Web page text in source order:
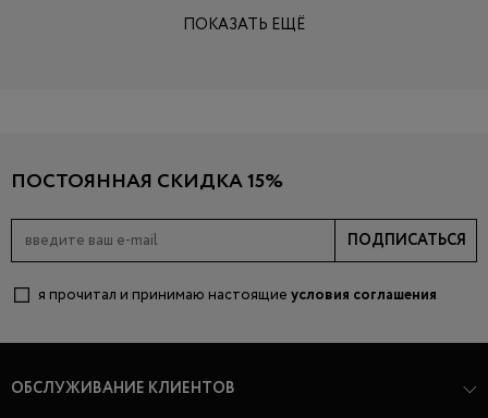
ПОКАЗАТЬ ЕЩЁ
ПОСТОЯННАЯ СКИДКА 15%
ПОДПИСАТЬСЯ
я прочитал и принимаю настоящие условия соглашения
ОБСЛУЖИВАНИЕ КЛИЕНТОВ